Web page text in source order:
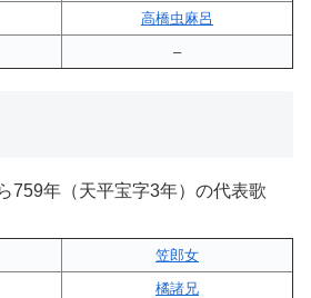
高橋虫麻呂
–
759年（天平宝字3年）の代表歌
笠郎女
橘諸兄